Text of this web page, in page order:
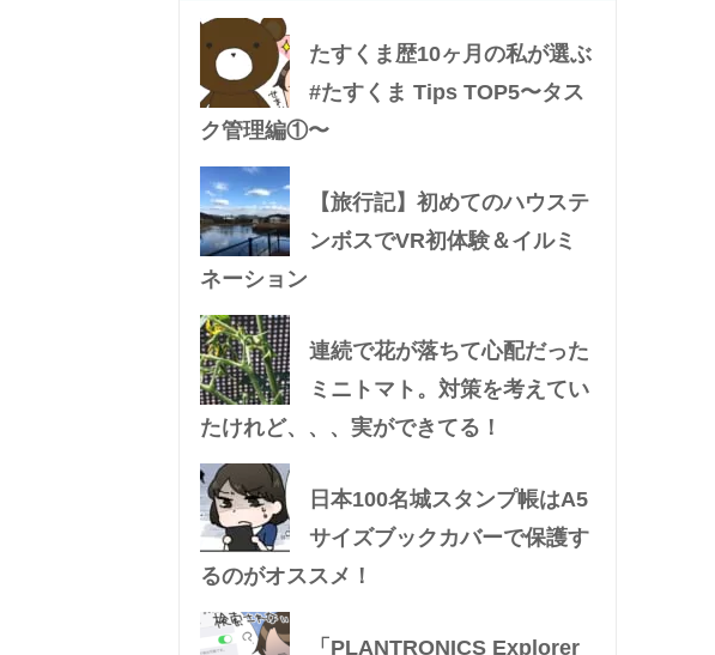
たすくま歴10ヶ月の私が選ぶ
#たすくま Tips TOP5〜タス
ク管理編①〜
【旅行記】初めてのハウステ
ンボスでVR初体験＆イルミ
ネーション
連続で花が落ちて心配だった
ミニトマト。対策を考えてい
たけれど、、、実ができてる！
日本100名城スタンプ帳はA5
サイズブックカバーで保護す
るのがオススメ！
「PLANTRONICS Explorer